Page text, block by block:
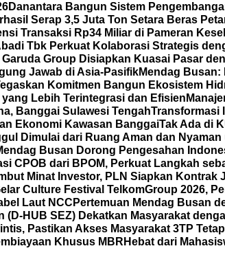
Danantara Bangun Sistem
Serap 3,5 Juta Ton Setara Beras
Transaksi Rp34 Miliar di Pameran
Tbk Perkuat Kolaborasi Strategis
Group Disiapkan Kuasai Pasar
Jawab di Asia-PasifikMendag
Komitmen Bangun Ekosistem
Lebih Terintegrasi dan Efisien
Banggai Sulawesi TengahTransformasi
Ekonomi Kawasan BanggaiTak Ada di
Dimulai dari Ruang Aman dan
Busan Dorong Pengesahan
CPOB dari BPOM, Perkuat Langkah
Minat Investor, PLN Siapkan Kontrak
Culture Festival TelkomGroup 2026,
Laut NCC Pertemuan Mendag Busan
HUB SEZ) Dekatkan Masyarakat
Pastikan Akses Masyarakat 3TP
Khusus MBR Hebat dari